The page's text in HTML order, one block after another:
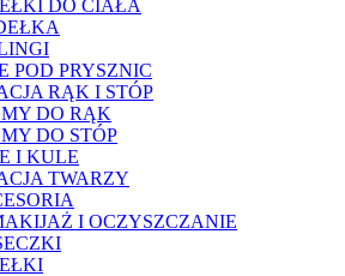
DO CIAŁA
POD PRYSZNIC
RĄK I STÓP
DO RĄK
DO STÓP
I KULE
TWARZY
I OCZYSZCZANIE